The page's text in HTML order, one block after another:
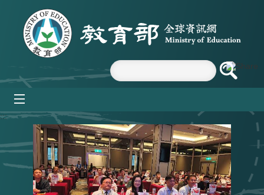
跳到主要內容區塊
:::